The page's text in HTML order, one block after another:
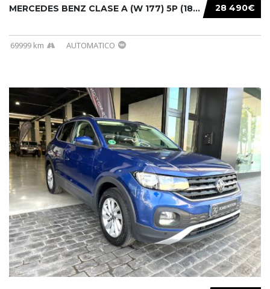
28 490€
MERCEDES BENZ CLASE A (W 177) 5P (18-) 2020....
69999 km AUTOMATICO